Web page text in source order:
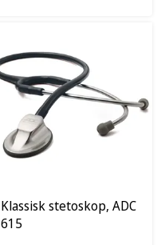
Klassisk stetoskop, ADC
615